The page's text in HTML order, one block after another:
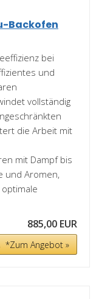
Backofen
bei
und
vollständig
die Arbeit mit
mit Dampf bis
und Aromen,
885,00 EUR
*Zum Angebot »